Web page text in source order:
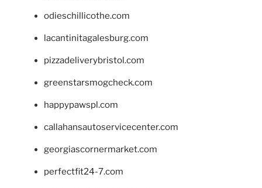
odieschillicothe.com
lacantinitagalesburg.com
pizzadeliverybristol.com
greenstarsmogcheck.com
happypawspl.com
callahansautoservicecenter.com
georgiascornermarket.com
perfectfit24-7.com